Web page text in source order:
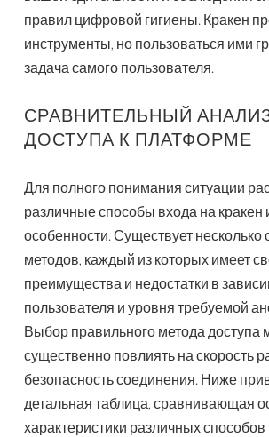
правил цифровой гигиены. Кракен
инструменты, но пользоваться ими
задача самого пользователя.
СРАВНИТЕЛЬНЫЙ
ДОСТУПА К ПЛАТФОРМЕ
Для полного понимания ситуации
различные способы входа на кракен
особенности. Существует несколько
методов, каждый из которых имеет
преимущества и недостатки в
пользователя и уровня требуемой
Выбор правильного метода доступа
существенно повлиять на скорость
безопасность соединения. Ниже
детальная таблица, сравнивающая
характеристики различных